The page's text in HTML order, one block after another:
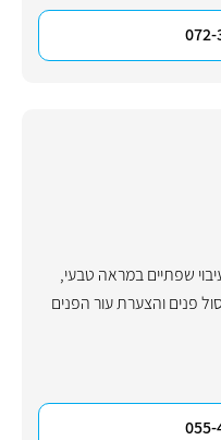
072-
שפתיים במראה טבעי,
פנים והצערת עור הפנים
055-